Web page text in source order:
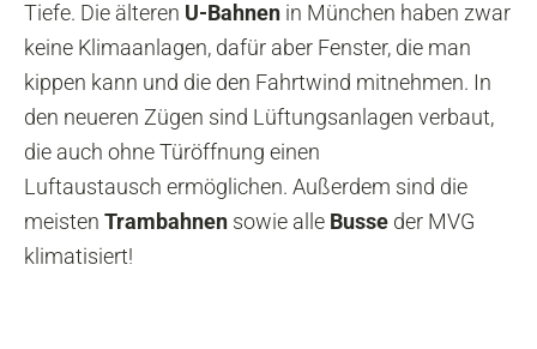
Tiefe. Die älteren U-Bahnen in München haben zwar
keine Klimaanlagen, dafür aber Fenster, die man
kippen kann und die den Fahrtwind mitnehmen. In
den neueren Zügen sind Lüftungsanlagen verbaut,
die auch ohne Türöffnung einen
Luftaustausch ermöglichen. Außerdem sind die
meisten Trambahnen sowie alle Busse der MVG
klimatisiert!